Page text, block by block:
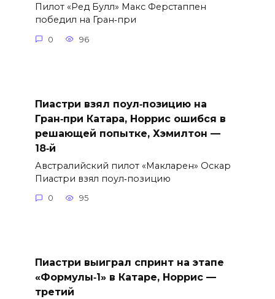
Пилот «Ред Булл» Макс Ферстаппен
победил на Гран‑при
0 96
Пиастри взял поул‑позицию на
Гран‑при Катара, Норрис ошибся в
решающей попытке, Хэмилтон —
18‑й
Австралийский пилот «Макларен» Оскар
Пиастри взял поул‑позицию
0 95
Пиастри выиграл спринт на этапе
«Формулы‑1» в Катаре, Норрис —
третий